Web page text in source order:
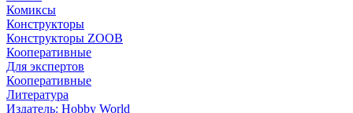
Комиксы
Конструкторы
Конструкторы ZOOB
Кооперативные
Для экспертов
Кооперативные
Литература
Издатель: Hobby World